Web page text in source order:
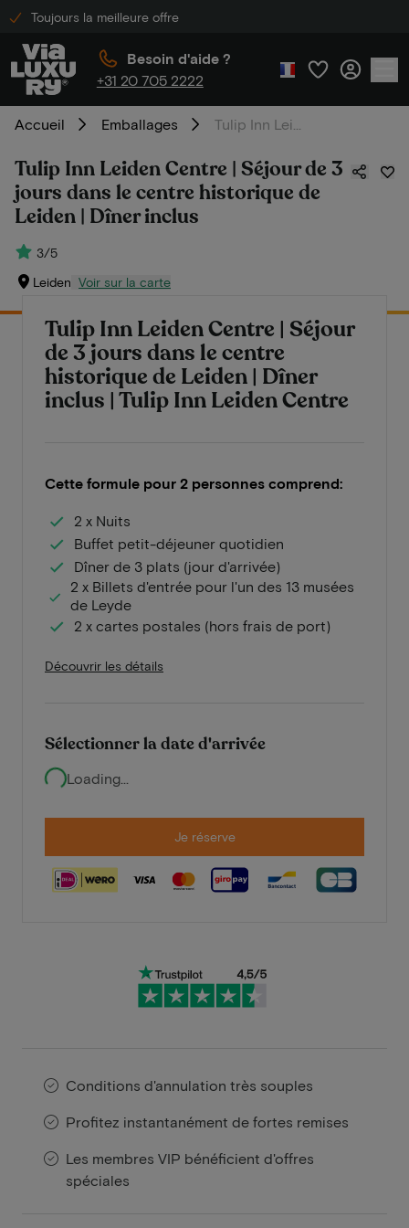
Toujours la meilleure offre
Besoin d'aide ?
+31 20 705 2222
Accueil Emballages
Tulip Inn Leiden Centre | Séjour de 3
jours dans le centre historique de
Leiden | Dîner inclus
3/5
Leiden Voir sur la carte
Tulip Inn Leiden Centre | Séjour
de 3 jours dans le centre
historique de Leiden | Dîner
inclus | Tulip Inn Leiden Centre
Cette formule pour 2 personnes comprend:
2 x Nuits
Buffet petit-déjeuner quotidien
Dîner de 3 plats (jour d'arrivée)
2 x Billets d'entrée pour l'un des 13 musées
de Leyde
2 x cartes postales (hors frais de port)
Découvrir les détails
Sélectionner la date d'arrivée
Loading...
Je réserve
Conditions d'annulation très souples
Profitez instantanément de fortes remises
Les membres VIP bénéficient d'offres
spéciales